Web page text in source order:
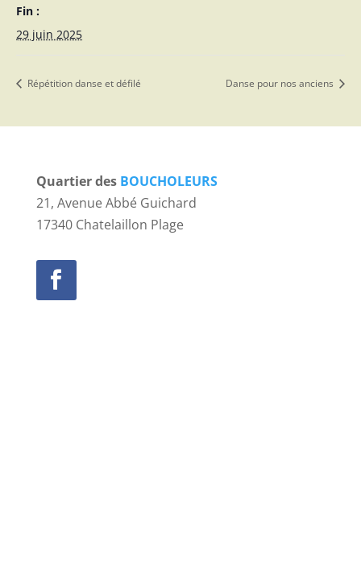
Fin :
29 juin 2025
Répétition danse et défilé Danse pour nos anciens
Quartier des BOUCHOLEURS
21, Avenue Abbé Guichard
17340 Chatelaillon Plage